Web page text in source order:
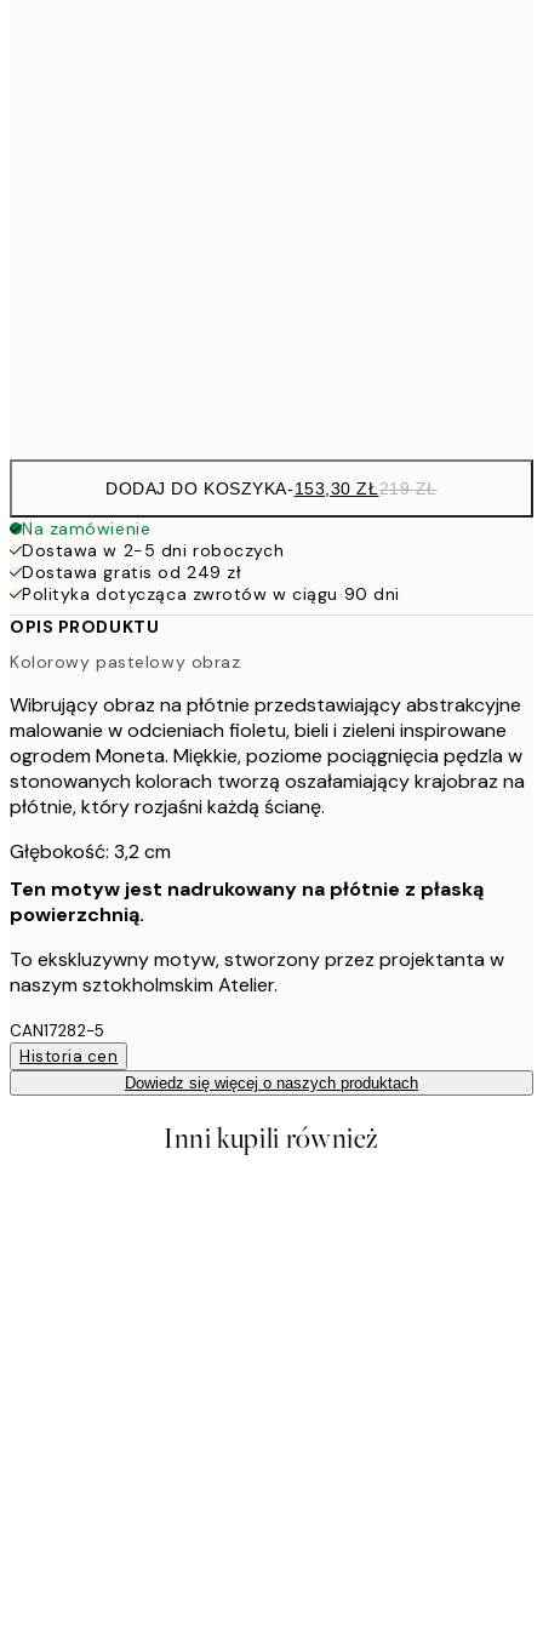
DODAJ DO KOSZYKA-153,30 ZŁ219 ZŁ
Na zamówienie
Dostawa w 2-5 dni roboczych
Dostawa gratis od 249 zł
Polityka dotycząca zwrotów w ciągu 90 dni
OPIS PRODUKTU
Kolorowy pastelowy obraz
Wibrujący obraz na płótnie przedstawiający abstrakcyjne
malowanie w odcieniach fioletu, bieli i zieleni inspirowane
ogrodem Moneta. Miękkie, poziome pociągnięcia pędzla w
stonowanych kolorach tworzą oszałamiający krajobraz na
płótnie, który rozjaśni każdą ścianę.
Głębokość: 3,2 cm
Ten motyw jest nadrukowany na płótnie z płaską
powierzchnią.
To ekskluzywny motyw, stworzony przez projektanta w
naszym sztokholmskim Atelier.
CAN17282-5
Historia cen
Dowiedz się więcej o naszych produktach
Inni kupili również